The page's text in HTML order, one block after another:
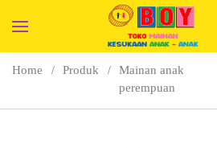
Home Produk
Mainan anak
perempuan